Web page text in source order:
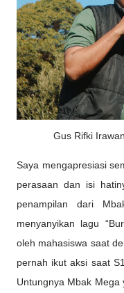
Gus Rifki
Saya mengapresiasi
perasaan dan isi
penampilan dari
menyanyikan lagu
oleh mahasiswa saat
pernah ikut aksi saat
Untungnya Mbak